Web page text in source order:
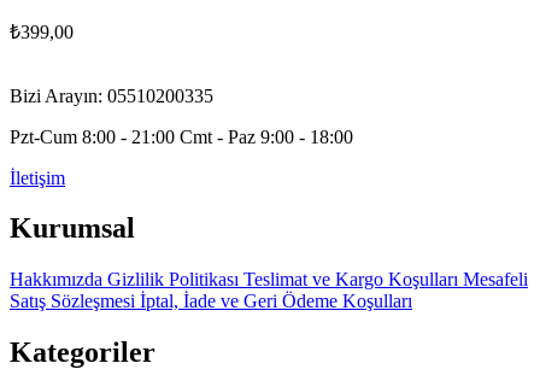
₺399,00
Bizi Arayın: 05510200335
Pzt-Cum 8:00 - 21:00 Cmt - Paz 9:00 - 18:00
İletişim
Kurumsal
Hakkımızda Gizlilik Politikası Teslimat ve Kargo Koşulları Mesafeli
Satış Sözleşmesi İptal, İade ve Geri Ödeme Koşulları
Kategoriler